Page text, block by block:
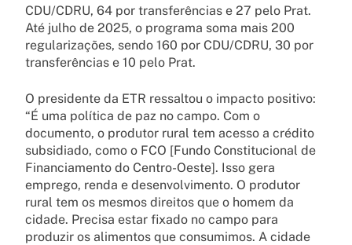
CDU/CDRU, 64 por transferências e 27 pelo Prat.
Até julho de 2025, o programa soma mais 200
regularizações, sendo 160 por CDU/CDRU, 30 por
transferências e 10 pelo Prat.
O presidente da ETR ressaltou o impacto positivo:
“É uma política de paz no campo. Com o
documento, o produtor rural tem acesso a crédito
subsidiado, como o FCO [Fundo Constitucional de
Financiamento do Centro-Oeste]. Isso gera
emprego, renda e desenvolvimento. O produtor
rural tem os mesmos direitos que o homem da
cidade. Precisa estar fixado no campo para
produzir os alimentos que consumimos. A cidade